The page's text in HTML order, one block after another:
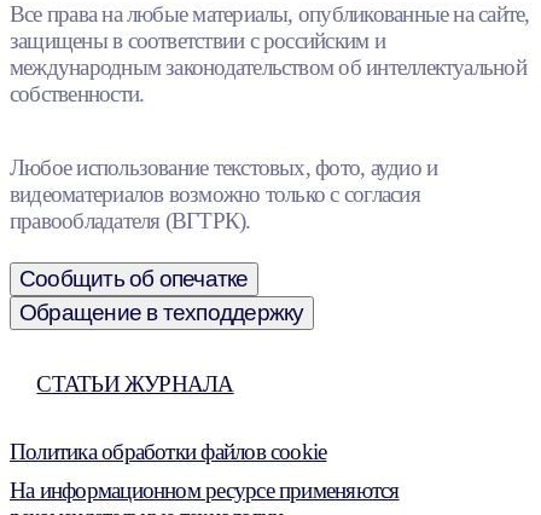
Все права на любые материалы, опубликованные на сайте,
защищены в соответствии с российским и
международным законодательством об интеллектуальной
собственности.
Любое использование текстовых, фото, аудио и
видеоматериалов возможно только с согласия
правообладателя (ВГТРК).
Сообщить об опечатке
Обращение в техподдержку
СТАТЬИ ЖУРНАЛА
Политика обработки файлов cookie
На информационном ресурсе применяются